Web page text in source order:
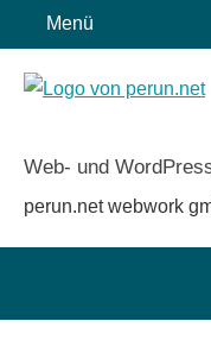
Inhalt
springen
Menü
Web- und
perun.net webwork